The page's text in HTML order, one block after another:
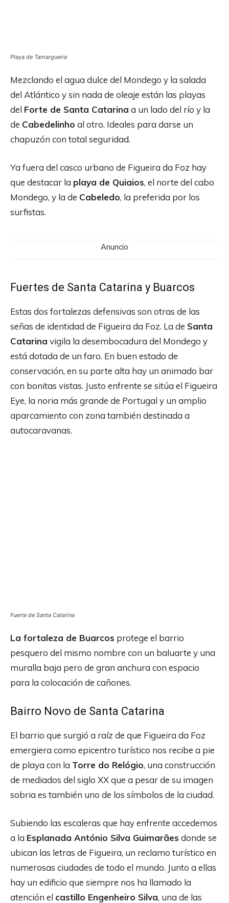
Playa de Tamargueira
Mezclando el agua dulce del Mondego y la salada
del Atlántico y sin nada de oleaje están las playas
del Forte de Santa Catarina a un lado del río y la
de Cabedelinho al otro. Ideales para darse un
chapuzón con total seguridad.
Ya fuera del casco urbano de Figueira da Foz hay
que destacar la playa de Quiaios, el norte del cabo
Mondego, y la de Cabeledo, la preferida por los
surfistas.
Anuncio
Fuertes de Santa Catarina y Buarcos
Estas dos fortalezas defensivas son otras de las
señas de identidad de Figueira da Foz. La de Santa
Catarina vigila la desembocadura del Mondego y
está dotada de un faro. En buen estado de
conservación, en su parte alta hay un animado bar
con bonitas vistas. Justo enfrente se sitúa el Figueira
Eye, la noria más grande de Portugal y un amplio
aparcamiento con zona también destinada a
autocaravanas.
Fuerte de Santa Catarina
La fortaleza de Buarcos protege el barrio
pesquero del mismo nombre con un baluarte y una
muralla baja pero de gran anchura con espacio
para la colocación de cañones.
Bairro Novo de Santa Catarina
El barrio que surgió a raíz de que Figueira da Foz
emergiera como epicentro turístico nos recibe a pie
de playa con la Torre do Relógio, una construcción
de mediados del siglo XX que a pesar de su imagen
sobria es también uno de los símbolos de la ciudad.
Subiendo las escaleras que hay enfrente accedemos
a la Esplanada António Silva Guimarães donde se
ubican las letras de Figueira, un reclamo turístico en
numerosas ciudades de todo el mundo. Junto a ellas
hay un edificio que siempre nos ha llamado la
atención el castillo Engenheiro Silva, una de las